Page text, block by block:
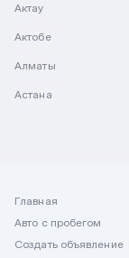
Актау
Актобе
Алматы
Астана
Главная
Авто с пробегом
Создать объявление